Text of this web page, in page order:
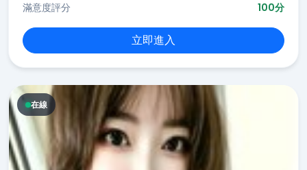
滿意度評分
100分
立即進入
在線